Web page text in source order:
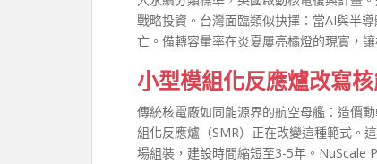
戰略投資。台灣面臨類似抉擇：當AI與半
亡。備轉容量率在炎夏屢亮橘燈的現實，
小型模組化反應爐改寫核
傳統核電廠如同能源界的航空母艦：造價
組化反應爐（SMR）正在改變這種範式。
場組裝，建設時間縮短至3-5年。NuScale